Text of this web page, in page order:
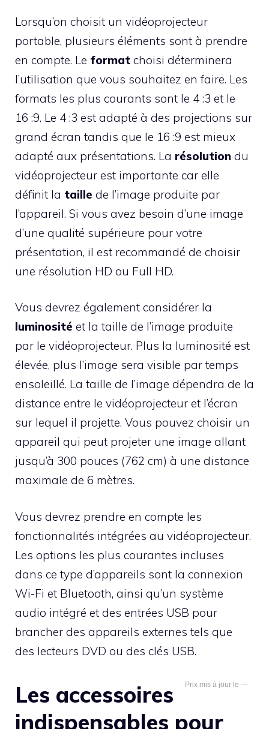
Lorsqu’on choisit un vidéoprojecteur
portable, plusieurs éléments sont à prendre
en compte. Le format choisi déterminera
l’utilisation que vous souhaitez en faire. Les
formats les plus courants sont le 4 :3 et le
16 :9. Le 4 :3 est adapté à des projections sur
grand écran tandis que le 16 :9 est mieux
adapté aux présentations. La résolution du
vidéoprojecteur est importante car elle
définit la taille de l’image produite par
l’appareil. Si vous avez besoin d’une image
d’une qualité supérieure pour votre
présentation, il est recommandé de choisir
une résolution HD ou Full HD.
Vous devrez également considérer la
luminosité et la taille de l’image produite
par le vidéoprojecteur. Plus la luminosité est
élevée, plus l’image sera visible par temps
ensoleillé. La taille de l’image dépendra de la
distance entre le vidéoprojecteur et l’écran
sur lequel il projette. Vous pouvez choisir un
appareil qui peut projeter une image allant
jusqu’à 300 pouces (762 cm) à une distance
maximale de 6 mètres.
Vous devrez prendre en compte les
fonctionnalités intégrées au vidéoprojecteur.
Les options les plus courantes incluses
dans ce type d’appareils sont la connexion
Wi-Fi et Bluetooth, ainsi qu’un système
audio intégré et des entrées USB pour
brancher des appareils externes tels que
des lecteurs DVD ou des clés USB.
—
Les accessoires
indispensables pour